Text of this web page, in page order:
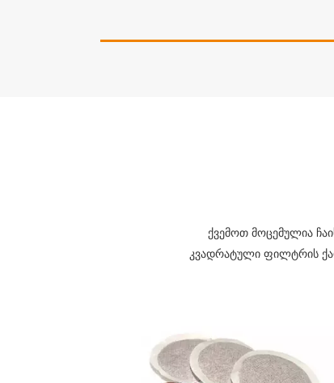
ქვემოთ მოცემულია
კვადრატული ფილტრის